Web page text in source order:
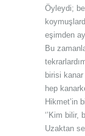
Öyleydi;
eşimden
Bu
birisi kanar
hep
Hikmet’in
‘’Kim
Uzaktan